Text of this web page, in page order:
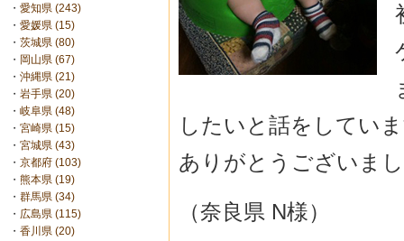
・ 愛知県 (243)
・ 愛媛県 (15)
・ 茨城県 (80)
・ 岡山県 (67)
・ 沖縄県 (21)
・ 岩手県 (20)
・ 岐阜県 (48)
・ 宮崎県 (15)
・ 宮城県 (43)
・ 京都府 (103)
・ 熊本県 (19)
・ 群馬県 (34)
・ 広島県 (115)
・ 香川県 (20)
したいと話をしてい
ありがとうございま
（奈良県 N様）